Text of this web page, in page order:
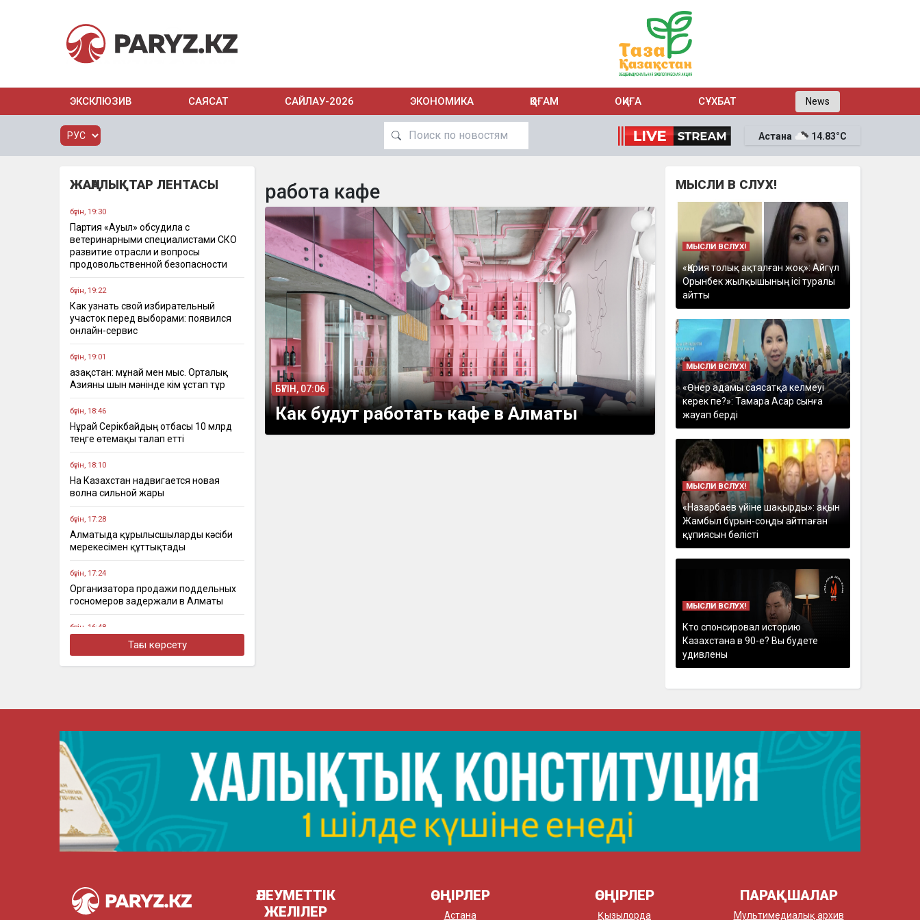
ЭКСКЛЮЗИВ САЯСАТ САЙЛАУ-2026 ЭКОНОМИКА ҚОҒАМ ОҚИҒА СҰХБАТ News
Астана 14.83°C
ЖАҢАЛЫҚТАР ЛЕНТАСЫ
бүгін, 19:30
Партия «Ауыл» обсудила с
ветеринарными специалистами СКО
развитие отрасли и вопросы
продовольственной безопасности
бүгін, 19:22
Как узнать свой избирательный
участок перед выборами: появился
онлайн-сервис
бүгін, 19:01
Қазақстан: мұнай мен мыс. Орталық
Азияны шын мәнінде кім ұстап тұр
бүгін, 18:46
Нұрай Серікбайдың отбасы 10 млрд
теңге өтемақы талап етті
бүгін, 18:10
На Казахстан надвигается новая
волна сильной жары
бүгін, 17:28
Алматыда құрылысшыларды кәсіби
мерекесімен құттықтады
бүгін, 17:24
Организатора продажи поддельных
госномеров задержали в Алматы
бүгін, 16:48
Алматыда жеңіл көлік тоқтап тұрған
жүк көлігімен соқтығысты
завоевали казахстанцы на турнире в
бүгін, 16:11
«Әкем радикал емес»: қамаудағы
ақсақалдың қызы Тоқаевтан әділдік
сұрады
Тағы көрсету
работа кафе
БҮГІН, 07:06
Как будут работать кафе в Алматы
МЫСЛИ В СЛУХ!
МЫСЛИ ВСЛУХ!
«Қария толық ақталған жоқ»: Айгүл
Орынбек жылқышының ісі туралы
айтты
МЫСЛИ ВСЛУХ!
«Өнер адамы саясатқа келмеуі
керек пе?»: Тамара Асар сынға
жауап берді
МЫСЛИ ВСЛУХ!
«Назарбаев үйіне шақырды»: ақын
Жамбыл бұрын-соңды айтпаған
құпиясын бөлісті
МЫСЛИ ВСЛУХ!
Кто спонсировал историю
Казахстана в 90-е? Вы будете
удивлены
ӘЛЕУМЕТТІК
ЖЕЛІЛЕР
ӨҢІРЛЕР
Астана
ӨҢІРЛЕР
Қызылорда
ПАРАҚШАЛАР
Мультимедиалық архив